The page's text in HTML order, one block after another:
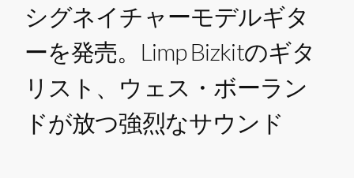
シグネイチャーモデルギタ
ーを発売。Limp Bizkitのギタ
リスト、ウェス・ボーラン
ドが放つ強烈なサウンド